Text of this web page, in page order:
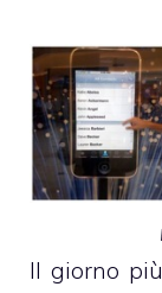
Il giorno